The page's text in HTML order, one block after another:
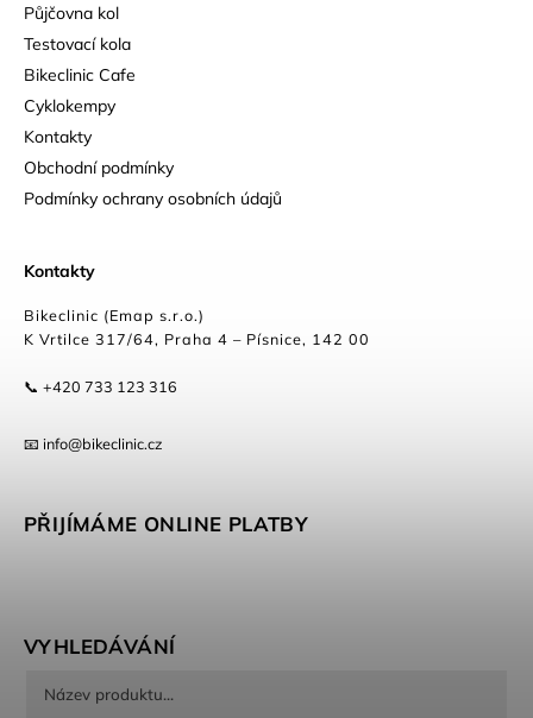
Půjčovna kol
Testovací kola
Bikeclinic Cafe
Cyklokempy
Kontakty
Obchodní podmínky
Podmínky ochrany osobních údajů
Kontakty
Bikeclinic (Emap s.r.o.)
K Vrtilce 317/64, Praha 4 – Písnice, 142 00
📞 +420 733 123 316
📧 info@bikeclinic.cz
PŘIJÍMÁME ONLINE PLATBY
VYHLEDÁVÁNÍ